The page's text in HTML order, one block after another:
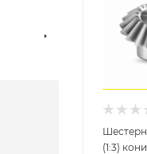
(1:3)